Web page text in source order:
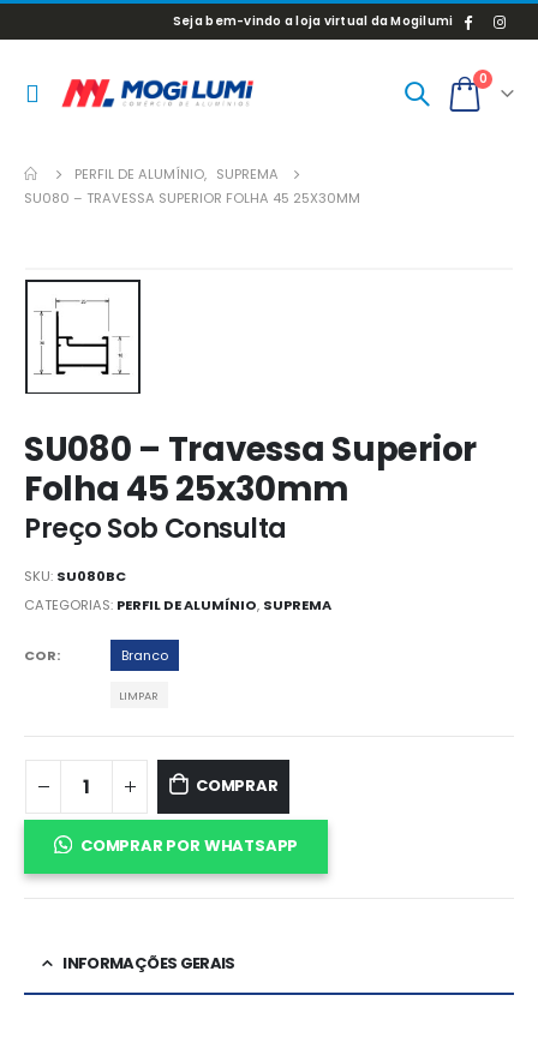
Seja bem-vindo a loja virtual da Mogilumi
0
PERFIL DE ALUMÍNIO, SUPREMA
SU080 – TRAVESSA SUPERIOR FOLHA 45 25X30MM
SU080 – Travessa Superior
Folha 45 25x30mm
Preço Sob Consulta
SKU: SU080BC
CATEGORIAS: PERFIL DE ALUMÍNIO, SUPREMA
COR Branco
LIMPAR
COMPRAR
COMPRAR POR WHATSAPP
INFORMAÇÕES GERAIS